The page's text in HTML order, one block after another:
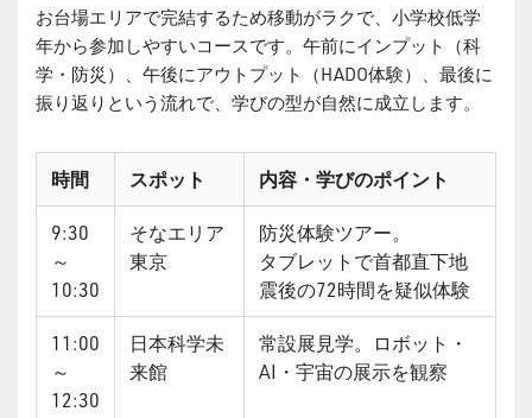
お台場エリアで完結するため移動がラクで、小学校低学
年から参加しやすいコースです。午前にインプット（科
学・防災）、午後にアウトプット（HADO体験）、最後に
振り返りという流れで、学びの型が自然に成立します。
時間 スポット 内容・学びのポイント
9:30
～
10:30
そなエリア
東京
防災体験ツアー。
タブレットで首都直下地
震後の72時間を疑似体験
11:00
～
12:30
日本科学未
来館
常設展見学。ロボット・
AI・宇宙の展示を観察